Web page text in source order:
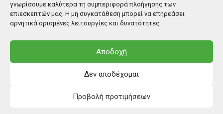
γνωρίσουμε καλύτερα τη συμπεριφορά πλοήγησης των
επιεσκεπτών μας. Η μη συγκατάθεση μπορεί να επηρεάσει
αρνητικά ορισμένες λειτουργίες και δυνατότητες.
Αποδοχή
Δεν αποδέχομαι
Προβολή προτιμήσεων
© Copyright: Ethos Media S.A.